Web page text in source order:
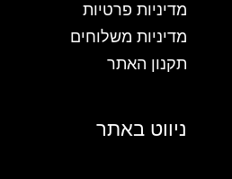
מדיניות פרטיות
מדיניות משלוחים
תקנון האתר
ניווט באתר